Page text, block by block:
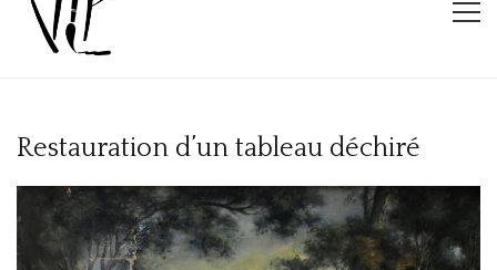
PRESTATIONS
Restauration d’un tableau déchiré